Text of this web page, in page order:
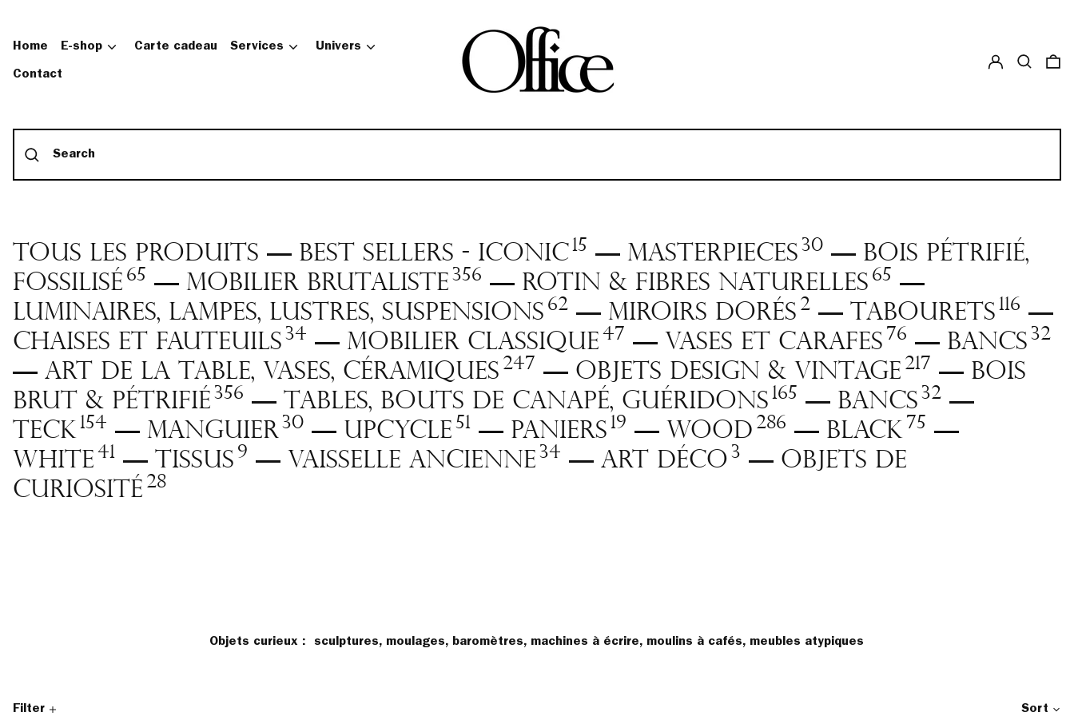
Home E-shop Carte cadeau Services Univers
Contact
Log inSearch
Tous les produits — BEST SELLERS - ICONIC15 — Masterpieces 30 — Bois pétrifié,
fossilisé 65 — Mobilier brutaliste 356 — Rotin & fibres naturelles 65 —
Luminaires, Lampes, Lustres, Suspensions 62 — Miroirs dorés 2 — Tabourets 116 —
Chaises et fauteuils 34 — Mobilier classique 47 — Vases et carafes 76 — Bancs 32
— Art de la table, vases, céramiques 247 — Objets design & vintage 217 — Bois
brut & pétrifié 356 — Tables, bouts de canapé, guéridons 165 — Bancs 32 —
Teck154 — Manguier30 — Upcycle 51 — Paniers 19 — wood 286 — BLACK 75 —
White 41 — Tissus 9 — Vaisselle ancienne 34 — Art Déco 3 — Objets de
curiosité 28
Objets curieux : sculptures, moulages, baromètres, machines à écrire, moulins à cafés, meubles atypiques
Filter Sort